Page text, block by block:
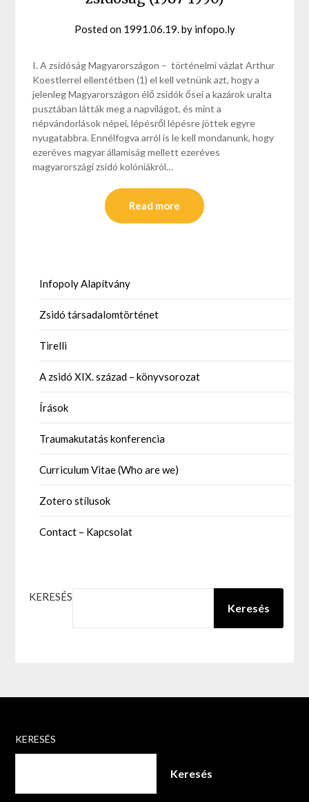
Posted on 1991.06.19. by infopo.ly
I. A zsidóság Magyarországon – történelmi vázlat Arthur
Koestlerrel ellentétben (1) el kell vetnünk azt, hogy a
jelenleg Magyarországon élő zsidók ősei a kazárok uralta
pusztában látták meg a napvilágot, és mint a
népvándorlások népei, lépésről lépésre jöttek egyre
nyugatabbra. Ennélfogva arról is le kell mondanunk, hogy
ezeréves magyar államiság mellett ezeréves
magyarországi zsidó kolóniákról…
Read more
Infopoly Alapítvány
Zsidó társadalomtörténet
Tirelli
A zsidó XIX. század – könyvsorozat
Írások
Traumakutatás konferencia
Curriculum Vitae (Who are we)
Zotero stílusok
Contact – Kapcsolat
KERESÉS
Keresés
KERESÉS
Keresés